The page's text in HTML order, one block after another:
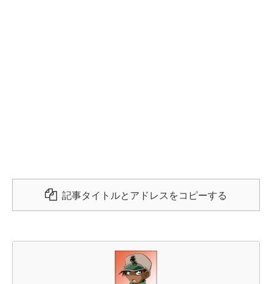
記事タイトルとアドレスをコピーする